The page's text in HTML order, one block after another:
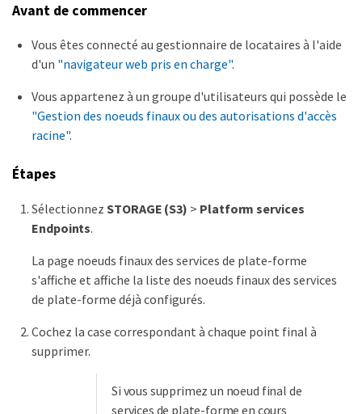
Avant de commencer
Vous êtes connecté au gestionnaire de locataires à l'aide
d'un "navigateur web pris en charge".
Vous appartenez à un groupe d'utilisateurs qui possède le
"Gestion des noeuds finaux ou des autorisations d'accès
racine".
Étapes
Sélectionnez STORAGE (S3) > Platform services
Endpoints.
La page noeuds finaux des services de plate-forme
s'affiche et affiche la liste des noeuds finaux des services
de plate-forme déjà configurés.
Cochez la case correspondant à chaque point final à
supprimer.
Si vous supprimez un noeud final de
services de plate-forme en cours